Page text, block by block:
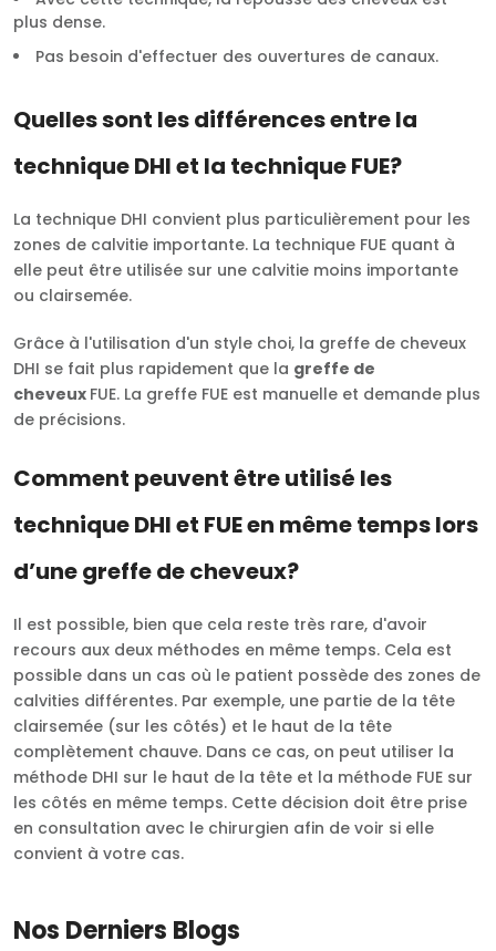
plus dense.
Pas besoin d'effectuer des ouvertures de canaux.
Quelles sont les différences entre la
technique DHI et la technique FUE?
La technique DHI convient plus particulièrement pour les
zones de calvitie importante. La technique FUE quant à
elle peut être utilisée sur une calvitie moins importante
ou clairsemée.
Grâce à l'utilisation d'un style choi, la greffe de cheveux
DHI se fait plus rapidement que la greffe de
cheveux FUE. La greffe FUE est manuelle et demande plus
de précisions.
Comment peuvent être utilisé les
technique DHI et FUE en même temps lors
d’une greffe de cheveux?
Il est possible, bien que cela reste très rare, d'avoir
recours aux deux méthodes en même temps. Cela est
possible dans un cas où le patient possède des zones de
calvities différentes. Par exemple, une partie de la tête
clairsemée (sur les côtés) et le haut de la tête
complètement chauve. Dans ce cas, on peut utiliser la
méthode DHI sur le haut de la tête et la méthode FUE sur
les côtés en même temps. Cette décision doit être prise
en consultation avec le chirurgien afin de voir si elle
convient à votre cas.
Nos Derniers Blogs